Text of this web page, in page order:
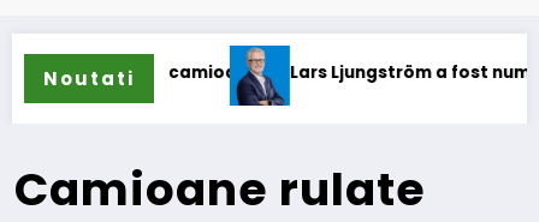
Noutati
camioane Lars Ljungström a fost numit director
Camioane rulate